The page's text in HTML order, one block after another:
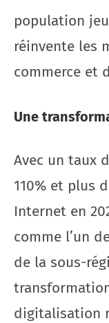
population
réinvente les
commerce et
Une
Avec un taux
110% et plus
Internet en
comme l’un
de la sous-
digitalisation